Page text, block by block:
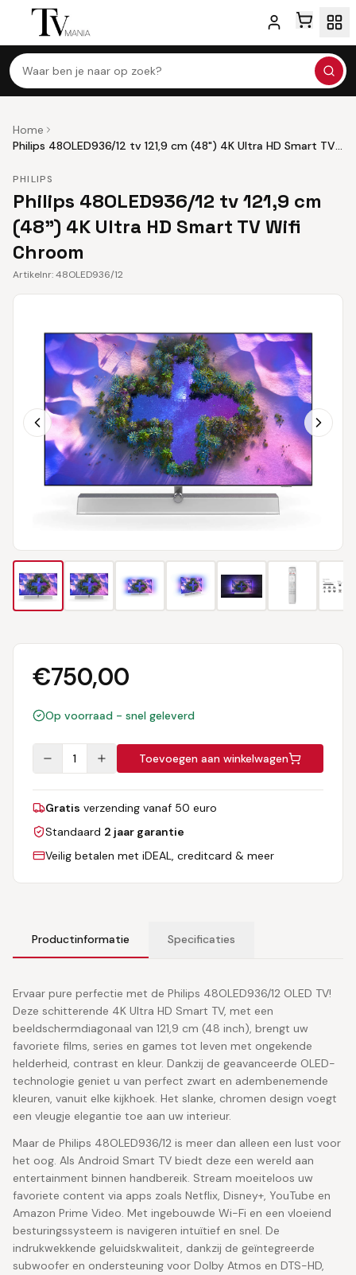
Waar ben je naar op zoek?
Home
Philips 48OLED936/12 tv 121,9 cm (48") 4K Ultra HD Smart TV
PHILIPS
Philips 48OLED936/12 tv 121,9 cm
(48") 4K Ultra HD Smart TV Wifi
Chroom
Artikelnr:48OLED936/12
€750,00
Op voorraad - snel geleverd
1 Toevoegen aan winkelwagen
Gratis verzending vanaf 50 euro
Standaard 2 jaar garantie
Veilig betalen met iDEAL, creditcard & meer
Productinformatie Specificaties
Ervaar pure perfectie met de Philips 48OLED936/12 OLED TV!
Deze schitterende 4K Ultra HD Smart TV, met een
beeldschermdiagonaal van 121,9 cm (48 inch), brengt uw
favoriete films, series en games tot leven met ongekende
helderheid, contrast en kleur. Dankzij de geavanceerde OLED-
technologie geniet u van perfect zwart en adembenemende
kleuren, vanuit elke kijkhoek. Het slanke, chromen design voegt
een vleugje elegantie toe aan uw interieur.
Maar de Philips 48OLED936/12 is meer dan alleen een lust voor
het oog. Als Android Smart TV biedt deze een wereld aan
entertainment binnen handbereik. Stream moeiteloos uw
favoriete content via apps zoals Netflix, Disney+, YouTube en
Amazon Prime Video. Met ingebouwde Wi-Fi en een vloeiend
besturingssysteem is navigeren intuïtief en snel. De
indrukwekkende geluidskwaliteit, dankzij de geïntegreerde
subwoofer en ondersteuning voor Dolby Atmos en DTS-HD,